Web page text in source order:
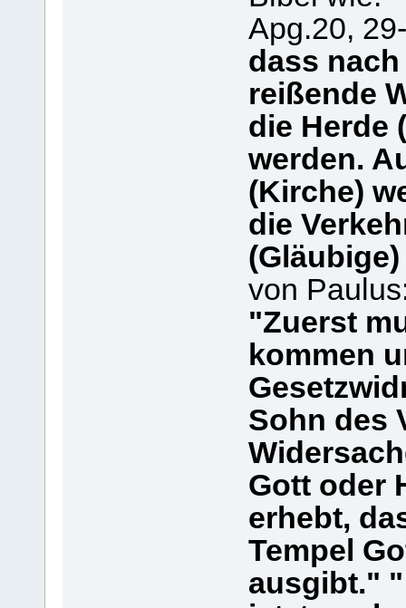
Apg.20,
dass
reißende
die Herde
werden.
(Kirche)
die
von
"Zuerst
kommen
Sohn des
Gott oder
erhebt,
Tempel
ausgibt."